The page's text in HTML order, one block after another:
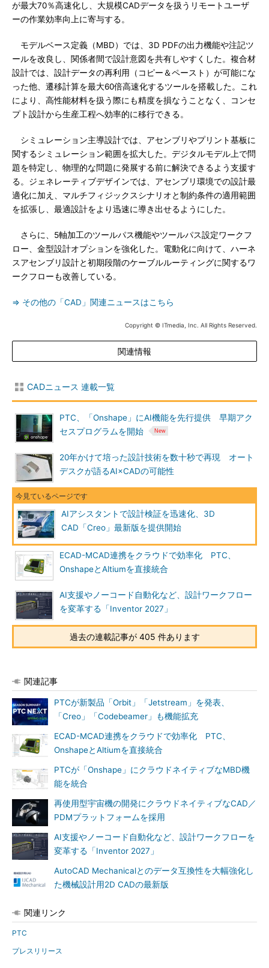
が最大70％高速化し、大規模CADデータを扱うリモートユーザ
ーの作業効率向上に寄与する。
モデルベース定義（MBD）では、3D PDFの出力機能や注記ツ
ールを改良し、関係者間で設計意図を共有しやすくした。複合材
設計では、設計データの再利用（コピー＆ペースト）が可能にな
った他、遷移計算を最大60倍高速化するツールを搭載した。これ
により、高性能材料を扱う際にも精度を損なうことなく、コンセ
プト設計から生産工程へ効率的に移行できる。
シミュレーション主導設計では、アセンブリやプリント基板に
関するシミュレーション範囲を拡大した。デジタルモデル上で問
題を特定し、物理的な問題に発展する前に解決できるよう支援す
る。ジェネレーティブデザインでは、アセンブリ環境での設計最
適化に加え、マルチフィジックスシナリオと制約条件の適用範囲
を拡張し、最適設計をより迅速に導き出せるようにした。
さらに、5軸加工のツールパス機能やツールパス設定ワークフ
ロー、金型設計オプションを強化した。電動化に向けて、ハーネ
スアセンブリ設計と初期段階のケーブルルーティングに関するワ
ークフローも改善している。
⇒ その他の「CAD」関連ニュースはこちら
Copyright © ITmedia, Inc. All Rights Reserved.
関連情報
CADニュース 連載一覧
PTC、「Onshape」にAI機能を先行提供 早期アク
セスプログラムを開始
20年かけて培った設計技術を数十秒で再現 オート
デスクが語るAI×CADの可能性
AIアシスタントで設計検証を迅速化、3D
CAD「Creo」最新版を提供開始
ECAD-MCAD連携をクラウドで効率化 PTC、
OnshapeとAltiumを直接統合
AI支援やノーコード自動化など、設計ワークフロー
を変革する「Inventor 2027」
過去の連載記事が 405 件あります
関連記事
PTCが新製品「Orbit」「Jetstream」を発表、
「Creo」「Codebeamer」も機能拡充
ECAD-MCAD連携をクラウドで効率化 PTC、
OnshapeとAltiumを直接統合
PTCが「Onshape」にクラウドネイティブなMBD機
能を統合
再使用型宇宙機の開発にクラウドネイティブなCAD／
PDMプラットフォームを採用
AI支援やノーコード自動化など、設計ワークフローを
変革する「Inventor 2027」
AutoCAD Mechanicalとのデータ互換性を大幅強化し
た機械設計用2D CADの最新版
関連リンク
PTC
プレスリリース